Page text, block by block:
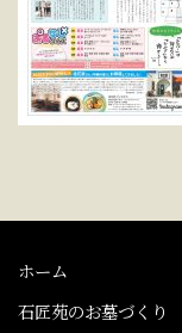
ホーム
石匠苑のお墓づくり